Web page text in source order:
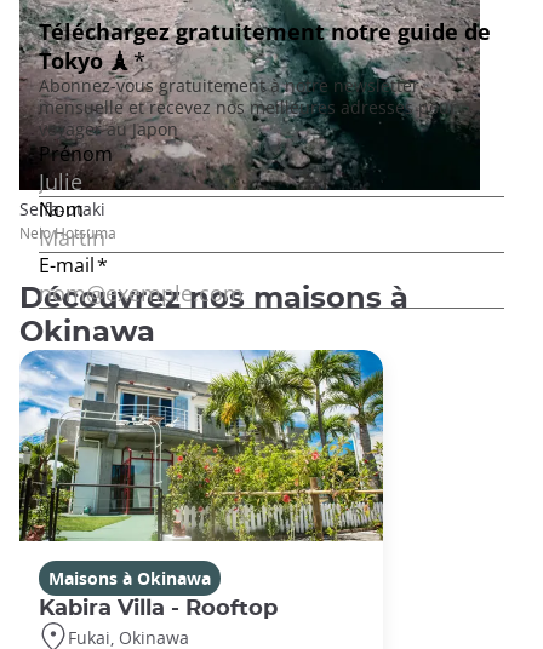
Seifa-utaki
Nelo Hotsuma
Découvrez nos maisons à
Okinawa
Maisons à Okinawa
Kabira Villa - Rooftop
Fukai, Okinawa